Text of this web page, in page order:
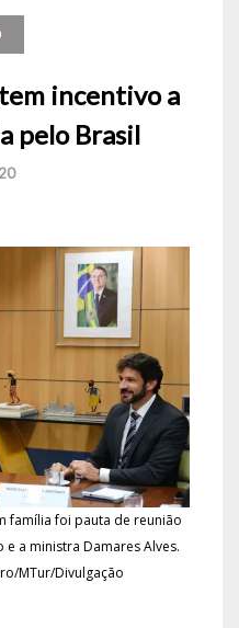
incentivo a
pelo Brasil
família foi pauta de reunião
a ministra Damares Alves.
MTur/Divulgação